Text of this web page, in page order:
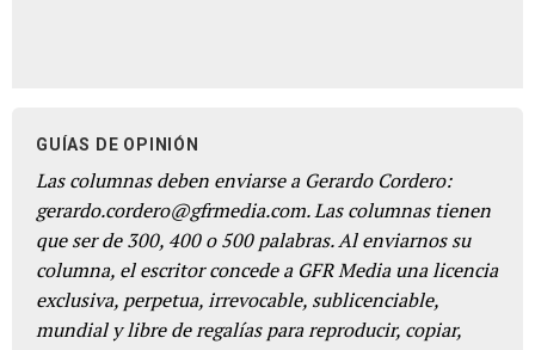
GUÍAS DE OPINIÓN
Las columnas deben enviarse a Gerardo Cordero:
gerardo.cordero@gfrmedia.com. Las columnas tienen
que ser de 300, 400 o 500 palabras. Al enviarnos su
columna, el escritor concede a GFR Media una licencia
exclusiva, perpetua, irrevocable, sublicenciable,
mundial y libre de regalías para reproducir, copiar,